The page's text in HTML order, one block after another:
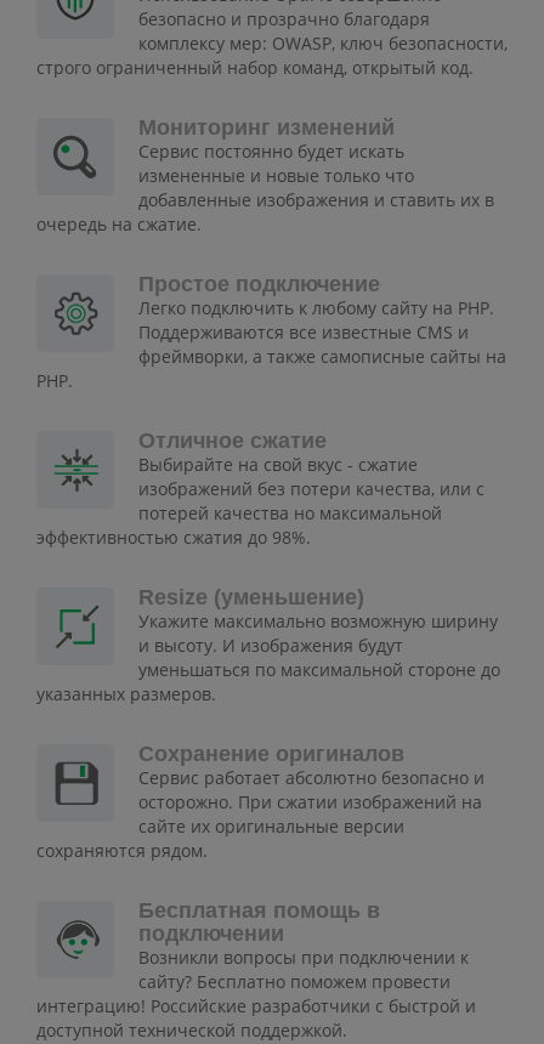
безопасно и прозрачно благодаря
комплексу мер: OWASP, ключ безопасности,
строго ограниченный набор команд, открытый код.
Мониторинг изменений
Сервис постоянно будет искать
измененные и новые только что
добавленные изображения и ставить их в
очередь на сжатие.
Простое подключение
Легко подключить к любому сайту на PHP.
Поддерживаются все известные CMS и
фреймворки, а также самописные сайты на
PHP.
Отличное сжатие
Выбирайте на свой вкус - сжатие
изображений без потери качества, или с
потерей качества но максимальной
эффективностью сжатия до 98%.
Resize (уменьшение)
Укажите максимально возможную ширину
и высоту. И изображения будут
уменьшаться по максимальной стороне до
указанных размеров.
Сохранение оригиналов
Сервис работает абсолютно безопасно и
осторожно. При сжатии изображений на
сайте их оригинальные версии
сохраняются рядом.
Бесплатная помощь в
подключении
Возникли вопросы при подключении к
сайту? Бесплатно поможем провести
интеграцию! Российские разработчики с быстрой и
доступной технической поддержкой.